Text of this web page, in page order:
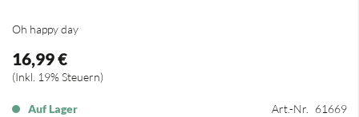
Oh happy day
16,99 €
Inkl. 19% Steuern
Auf Lager Art.-Nr. 61669